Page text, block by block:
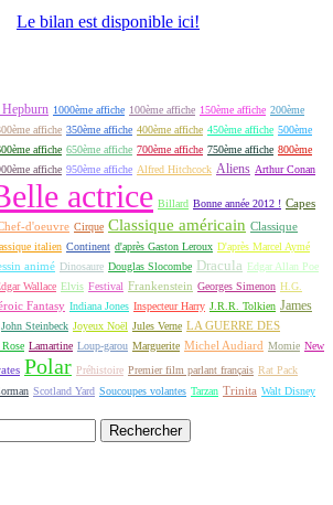
Le bilan est disponible ici!
1000ème affiche 100ème affiche 150ème affiche 200ème
affiche 350ème affiche 400ème affiche 450ème affiche 500ème
affiche 650ème affiche 700ème affiche 750ème affiche 800ème
affiche 950ème affiche Alfred Hitchcock Aliens Arthur Conan
actrice Billard Bonne année 2012 ! Capes
d'oeuvre Cirque Classique américain Classique
italien Continent d'après Gaston Leroux D'après Marcel Aymé
animé Dinosaure Douglas Slocombe Dracula Edgar Allan Poe
Wallace Elvis Festival Frankenstein Georges Simenon H.G.
Fantasy Indiana Jones Inspecteur Harry J.R.R. Tolkien James
John Steinbeck Joyeux Noël Jules Verne LA GUERRE DES
Rose Lamartine Loup-garou Marguerite Michel Audiard Momie New
Polar Préhistoire Premier film parlant français Rat Pack
Scotland Yard Soucoupes volantes Tarzan Trinita Walt Disney